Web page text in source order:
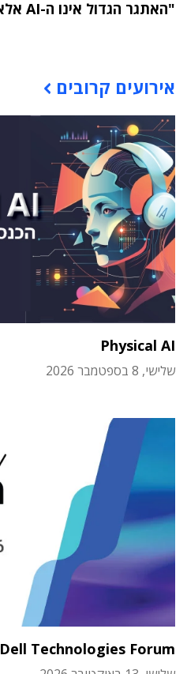
"האתגר הגדול אינו ה-AI אלא הטמעתה בארגון"
אירועים קרובים
Physical AI
שלישי, 8 בספטמבר 2026
Dell Technologies Forum